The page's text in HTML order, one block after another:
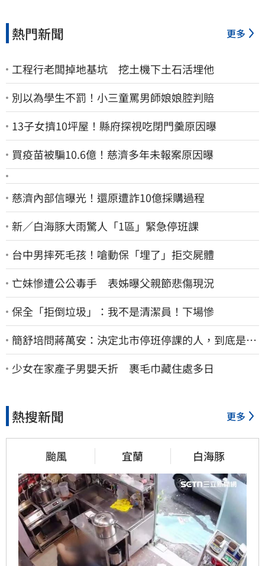
熱門新聞 更多
工程行老闆掉地基坑 挖土機下土石活埋他
別以為學生不罰！小三童罵男師娘娘腔判賠
13子女擠10坪屋！縣府探視吃閉門羹原因曝
買疫苗被騙10.6億！慈濟多年未報案原因曝
慈濟內部信曝光！還原遭詐10億採購過程
新／白海豚大雨驚人「1區」緊急停班課
台中男摔死毛孩！嗆動保「埋了」拒交屍體
亡妹慘遭公公毒手 表姊曝父親節悲傷現況
保全「拒倒垃圾」：我不是清潔員！下場慘
簡舒培問蔣萬安：決定北市停班停課的人，到底是台
北市長，還是氣象署？
少女在家產子男嬰夭折 裹毛巾藏住處多日
熱搜新聞 更多
颱風 宜蘭 白海豚